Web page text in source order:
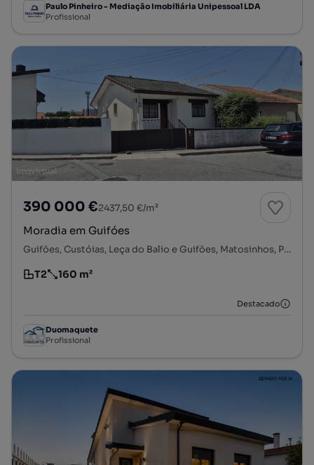
Paulo Pinheiro - Mediação Imobiliária Unipessoal LDA
Profissional
390 000 €2437,50 €/m²
Moradia em Guifóes
Guifões, Custóias, Leça do Balio e Guifões, Matosinhos, Porto
Tipologia
T2
Preço por metro quadrado
160 m²
Destacado
Duomaquete
Profissional